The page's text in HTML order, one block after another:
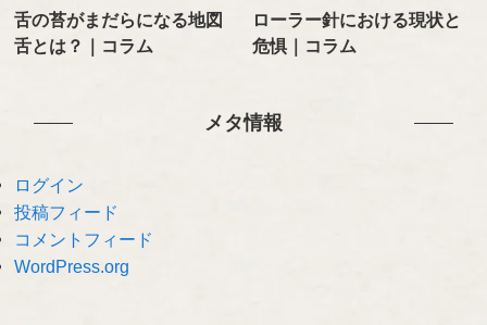
舌の苔がまだらになる地図
舌とは？｜コラム
ローラー針における現状と
危惧｜コラム
メタ情報
ログイン
投稿フィード
コメントフィード
WordPress.org